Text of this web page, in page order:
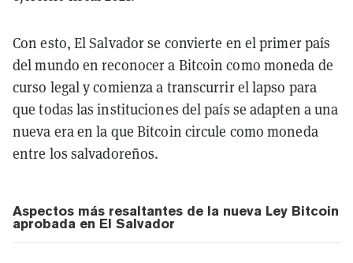
Con esto, El Salvador se convierte en el primer país
del mundo en reconocer a Bitcoin como moneda de
curso legal y comienza a transcurrir el lapso para
que todas las instituciones del país se adapten a una
nueva era en la que Bitcoin circule como moneda
entre los salvadoreños.
Aspectos más resaltantes de la nueva Ley Bitcoin
aprobada en El Salvador